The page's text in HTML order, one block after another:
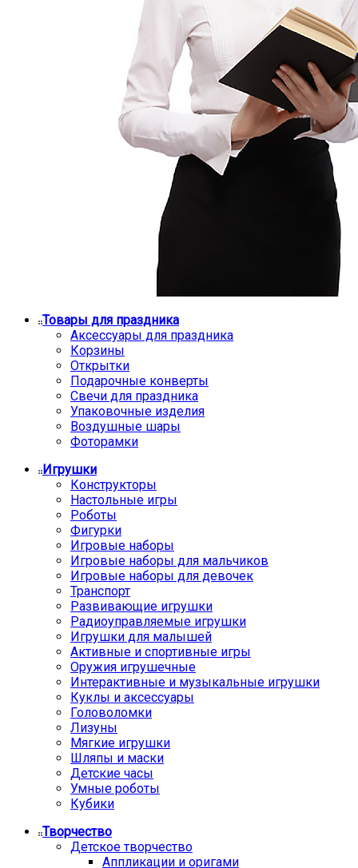
Товары для праздника
Аксессуары для праздника
Корзины
Открытки
Подарочные конверты
Свечи для праздника
Упаковочные изделия
Воздушные шары
Фоторамки
Игрушки
Конструкторы
Настольные игры
Роботы
Фигурки
Игровые наборы
Игровые наборы для мальчиков
Игровые наборы для девочек
Транспорт
Развивающие игрушки
Радиоуправляемые игрушки
Игрушки для малышей
Активные и спортивные игры
Оружия игрушечные
Интерактивные и музыкальные игрушки
Куклы и аксессуары
Головоломки
Лизуны
Мягкие игрушки
Шляпы и маски
Детские часы
Умные роботы
Кубики
Творчество
Детское творчество
Аппликации и оригами